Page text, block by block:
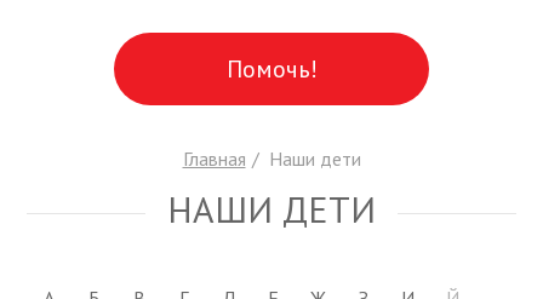
Помочь!
Главная Наши дети
НАШИ ДЕТИ